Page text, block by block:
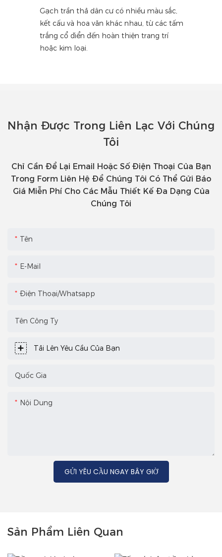
Gạch trần thả dân cư có nhiều màu sắc,
kết cấu và hoa văn khác nhau, từ các tấm
trắng cổ điển đến hoàn thiện trang trí
hoặc kim loại.
Nhận Được Trong Liên Lạc Với Chúng
Tôi
Chỉ Cần Để Lại Email Hoặc Số Điện Thoại Của Bạn
Trong Form Liên Hệ Để Chúng Tôi Có Thể Gửi Báo
Giá Miễn Phí Cho Các Mẫu Thiết Kế Đa Dạng Của
Chúng Tôi
Tên
E-Mail
Điện Thoại/Whatsapp
Tên Công Ty
Tải Lên Yêu Cầu Của Bạn
Quốc Gia
Nội Dung
GỬI YÊU CẦU NGAY BÂY GIỜ
Sản Phẩm Liên Quan